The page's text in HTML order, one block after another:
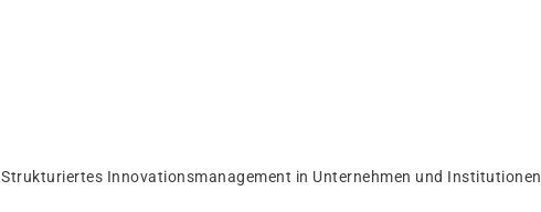
Strukturiertes Innovationsmanagement in Unternehmen und Institutionen